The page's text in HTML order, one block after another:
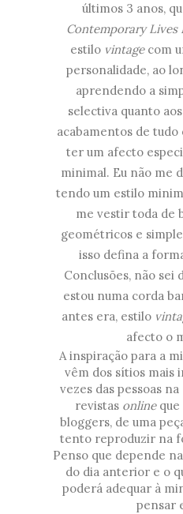
últimos 3 anos,
Contemporary Lives
estilo vintage com
personalidade, ao
aprendendo a
selectiva quanto
acabamentos de tudo
ter um afecto
minimal. Eu não me
tendo um estilo
me vestir toda de
geométricos e
isso defina a
Conclusões, não sei
estou numa corda
antes era, estilo
afecto o
A inspiração para a
vêm dos sítios mais
vezes das pessoas
revistas online
bloggers, de uma
tento reproduzir na
Penso que depende
do dia anterior e o
poderá adequar à
pensar